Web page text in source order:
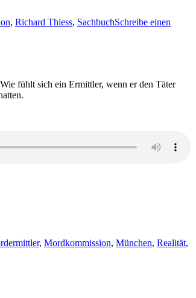
, Richard Thiess, SachbuchSchreibe einen
fühlt sich ein Ermittler, wenn er den Täter
, Mordkommission, München, Realität,